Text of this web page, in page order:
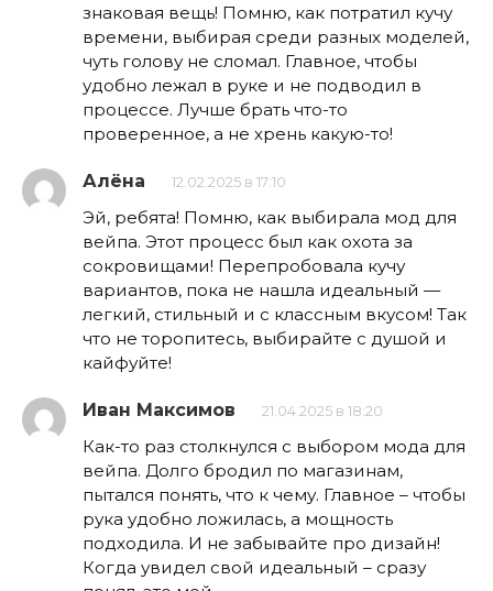
знаковая вещь! Помню, как потратил кучу
времени, выбирая среди разных моделей,
чуть голову не сломал. Главное, чтобы
удобно лежал в руке и не подводил в
процессе. Лучше брать что-то
проверенное, а не хрень какую-то!
Алёна 12.02.2025 в 17:10
Эй, ребята! Помню, как выбирала мод для
вейпа. Этот процесс был как охота за
сокровищами! Перепробовала кучу
вариантов, пока не нашла идеальный —
легкий, стильный и с классным вкусом! Так
что не торопитесь, выбирайте с душой и
кайфуйте!
Иван Максимов 21.04.2025 в 18:20
Как-то раз столкнулся с выбором мода для
вейпа. Долго бродил по магазинам,
пытался понять, что к чему. Главное – чтобы
рука удобно ложилась, а мощность
подходила. И не забывайте про дизайн!
Когда увидел свой идеальный – сразу